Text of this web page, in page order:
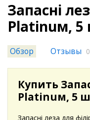
Запасні
Platinuм, 5
Обзор Отзывы 0
Купить
Platinuм, 5
Запасні леза для